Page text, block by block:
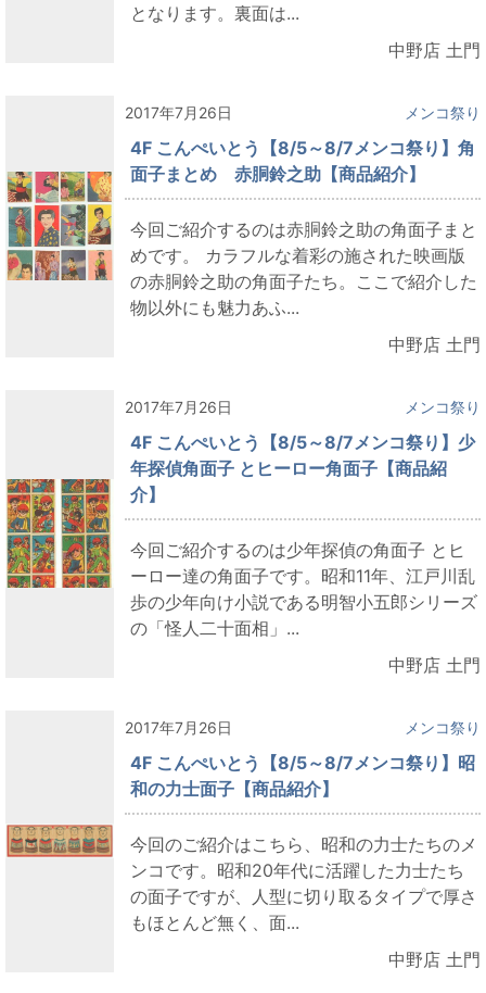
となります。裏面は...
中野店 土門
2017年7月26日 メンコ祭り
4F こんぺいとう【8/5～8/7メンコ祭り】角
面子まとめ 赤胴鈴之助【商品紹介】
今回ご紹介するのは赤胴鈴之助の角面子まと
めです。 カラフルな着彩の施された映画版
の赤胴鈴之助の角面子たち。ここで紹介した
物以外にも魅力あふ...
中野店 土門
2017年7月26日 メンコ祭り
4F こんぺいとう【8/5～8/7メンコ祭り】少
年探偵角面子 とヒーロー角面子【商品紹
介】
今回ご紹介するのは少年探偵の角面子 とヒ
ーロー達の角面子です。昭和11年、江戸川乱
歩の少年向け小説である明智小五郎シリーズ
の「怪人二十面相」...
中野店 土門
2017年7月26日 メンコ祭り
4F こんぺいとう【8/5～8/7メンコ祭り】昭
和の力士面子【商品紹介】
今回のご紹介はこちら、昭和の力士たちのメ
ンコです。昭和20年代に活躍した力士たち
の面子ですが、人型に切り取るタイプで厚さ
もほとんど無く、面...
中野店 土門